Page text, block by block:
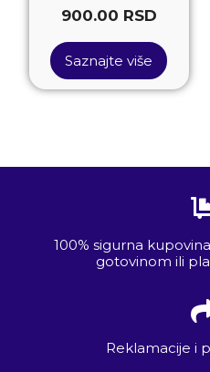
900.00 RSD
Saznajte više
100% sigurna
gotovinom ili
Reklamacije i